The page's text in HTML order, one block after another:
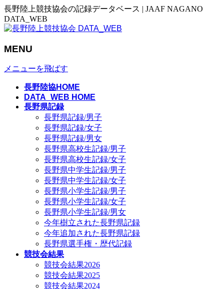
長野陸上競技協会の記録データベース | JAAF NAGANO
DATA_WEB
MENU
メニューを飛ばす
長野陸協HOME
DATA_WEB HOME
長野県記録
長野県記録/男子
長野県記録/女子
長野県記録/男女
長野県高校生記録/男子
長野県高校生記録/女子
長野県中学生記録/男子
長野県中学生記録/女子
長野県小学生記録/男子
長野県小学生記録/女子
長野県小学生記録/男女
今年樹立された長野県記録
今年追加された長野県記録
長野県選手権・歴代記録
競技会結果
競技会結果2026
競技会結果2025
競技会結果2024